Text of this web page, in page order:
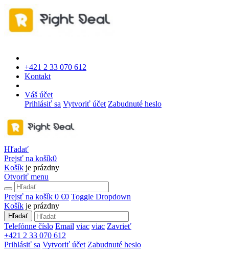
+421 2 33 070 612
Kontakt
Váš účet
Prihlásiť sa Vytvoriť účet Zabudnuté heslo
Hľadať
Prejsť na košík0
Košík je prázdny
Otvoriť menu
Prejsť na košík 0 €0 Toggle Dropdown
Košík je prázdny
Hľadať
Telefónne číslo Email viac viac Zavrieť
+421 2 33 070 612
Prihlásiť sa Vytvoriť účet Zabudnuté heslo